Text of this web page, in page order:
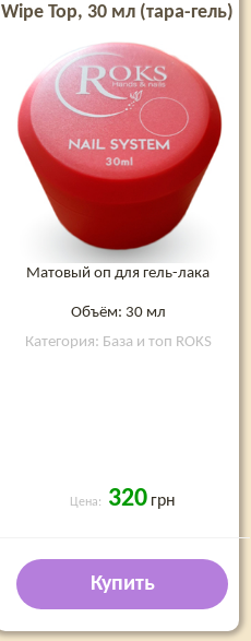
Wipe Top, 30 мл (тара-гель)
Матовый оп для гель-лака
Объём: 30 мл
Категория: База и топ ROKS
Цена: 320 грн
Купить